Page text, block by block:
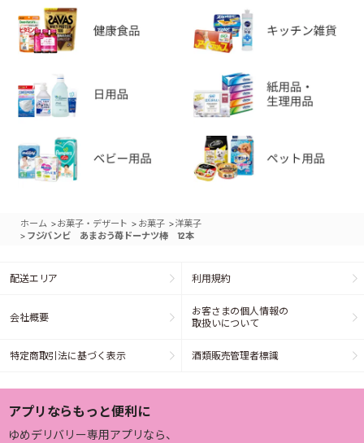
ホーム >お菓子・デザート > お菓子 >洋菓子
> フジバンビ あまおう苺ドーナツ棒 12本
配送エリア 利用規約
会社概要
お客さまの個人情報の
取扱いについて
特定商取引法に基づく表示 酒類販売管理者標識
アプリならもっと便利に
ゆめデリバリー専用アプリなら、